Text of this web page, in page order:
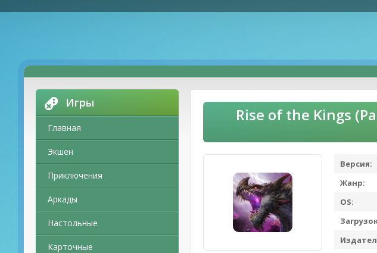
Игры
Главная
Экшен
Приключения
Аркады
Настольные
Карточные
Rise of the Kings
Версия:
Жанр:
OS: